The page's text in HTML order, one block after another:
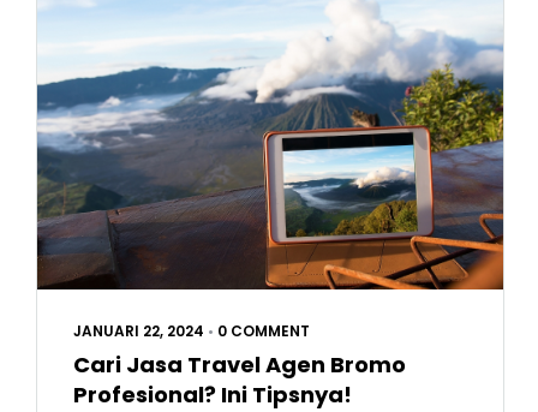
JANUARI 22, 2024 • 0 COMMENT
Cari Jasa Travel Agen Bromo
Profesional? Ini Tipsnya!